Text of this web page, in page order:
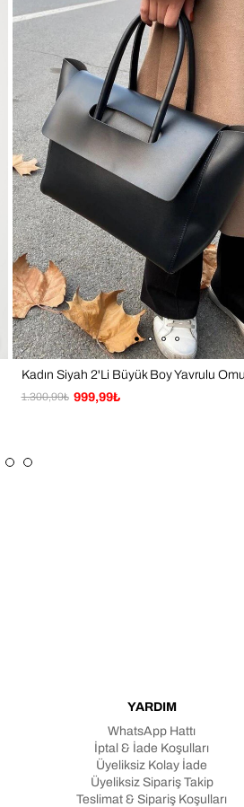
✔ Günlük
✔ Sosyal
✔ Ofis ve
Not: Işık
farklılık
Tasarım
999,99₺
1.300,99₺
YARDIM
WhatsApp Hattı
İptal & İade Koşulları
Üyeliksiz Kolay İade
Üyeliksiz Sipariş Takip
Teslimat & Sipariş Koşulları